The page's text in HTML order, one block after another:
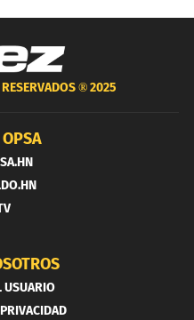
®2025
USUARIO